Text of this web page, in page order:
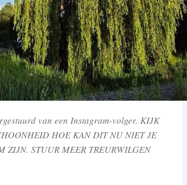
van een Instagram-volger. KIJK
HOE KAN DIT NU NIET JE
ZIJN. STUUR MEER TREURWILGEN